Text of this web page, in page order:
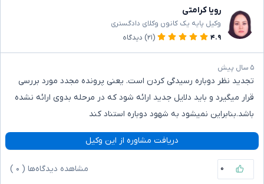
رویا کرامتی
وکیل پایه یک کانون وکلای دادگستری
۴.۹
(۲۱) دیدگاه
۵ سال پیش
تجدید نظر دوباره رسیدگی کردن است. یعنی پرونده مجدد مورد بررسی
قرار میگیرد و باید دلایل جدید ارائه شود که در مرحله بدوی ارائه نشده
باشد.بنابراین نمیشود به شهود دوباره استناد کند
دریافت مشاوره از این وکیل
۰ مشاهده دیدگاه‌ها ( ۰